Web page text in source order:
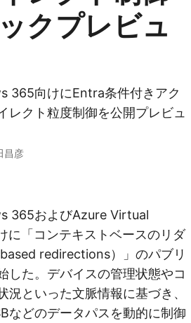
クプレビュ
365向けにEntra条件付きアク
レクト粒度制御を公開プレビュ
昌彦
365およびAzure Virtual
に「コンテキストベースのリダ
redirections）」のパブリ
した。デバイスの管理状態やコ
況といった文脈情報に基づき、
などのデータパスを動的に制御